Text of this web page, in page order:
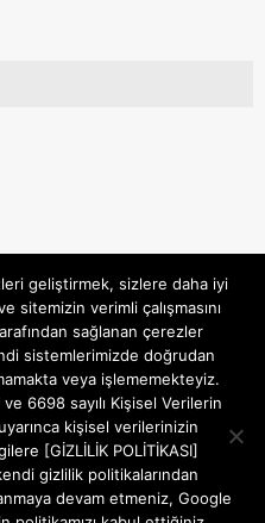
geliştirmek, sizlere daha iyi
sitemizin verimli çalışmasını
sağlanan çerezler
sistemlerimizde doğrudan
veya işlememekteyiz.
6698 sayılı Kişisel Verilerin
kişisel verilerinizin
[GİZLİLİK POLİTİKASI]
gizlilik politikalarından
devam etmeniz, Google